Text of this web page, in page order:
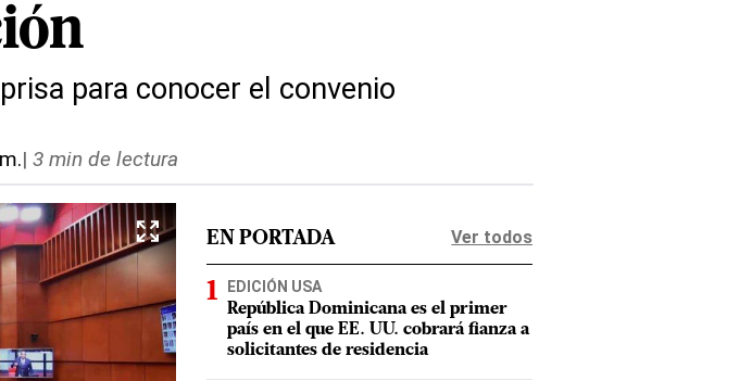
para conocer el convenio
| 3 min de lectura
EN PORTADA Ver todos
EDICIÓN USA
República Dominicana es el primer
país en el que EE. UU. cobrará fianza a
solicitantes de residencia